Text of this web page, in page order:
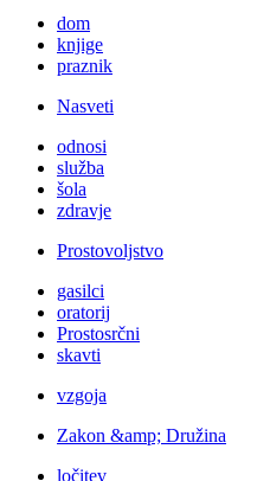
dom
knjige
praznik
Nasveti
odnosi
služba
šola
zdravje
Prostovoljstvo
gasilci
oratorij
Prostosrčni
skavti
vzgoja
Zakon &amp; Družina
ločitev